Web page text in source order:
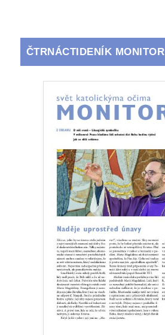
ČTRNÁCTIDENÍK MONITOR